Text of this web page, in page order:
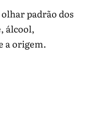
padrão dos
álcool,
a origem.